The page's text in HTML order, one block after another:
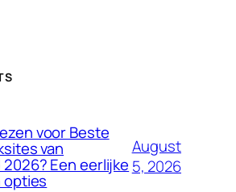
voor Beste
van
Een eerlijke
opties
August
5, 2026